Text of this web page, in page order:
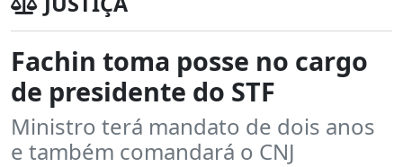
Fachin toma posse no cargo
de presidente do STF
Ministro terá mandato de dois anos
e também comandará o CNJ